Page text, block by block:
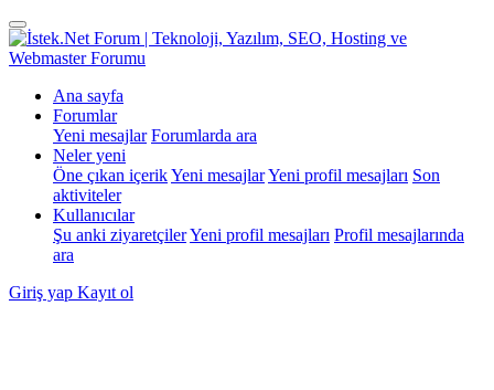
Ana sayfa
Forumlar
Yeni mesajlar Forumlarda ara
Neler yeni
Öne çıkan içerikYeni mesajlarYeni profil mesajları Son
aktiviteler
Kullanıcılar
Şu anki ziyaretçilerYeni profil mesajları Profil mesajlarında
ara
Giriş yap Kayıt ol